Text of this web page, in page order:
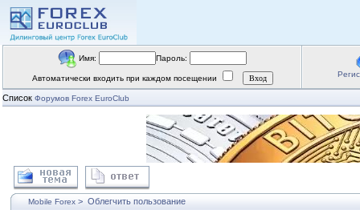
Имя: Пароль:
Автоматически входить при каждом посещении
Список Форумов Forex EuroClub
Mobile Forex > Облегчить пользование